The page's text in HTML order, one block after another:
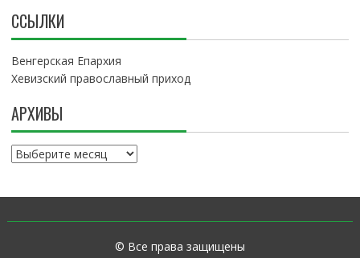
ССЫЛКИ
Венгерская Епархия
Хевизский православный приход
АРХИВЫ
А
в
© Все права защищены